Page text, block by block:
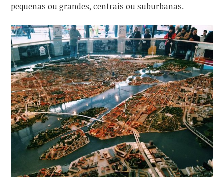
pequenas ou grandes, centrais ou suburbanas.